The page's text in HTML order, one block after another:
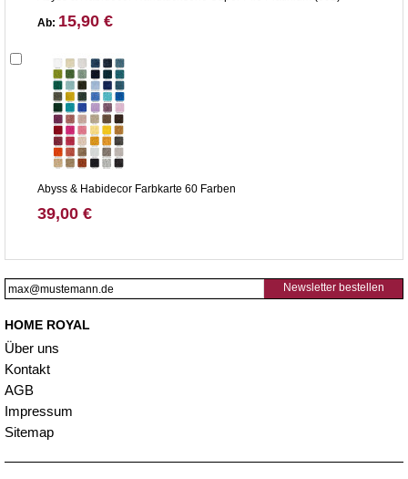
Ab: 15,90 €
Abyss & Habidecor Farbkarte 60 Farben
39,00 €
Newsletter bestellen
HOME ROYAL
Über uns
Kontakt
AGB
Impressum
Sitemap